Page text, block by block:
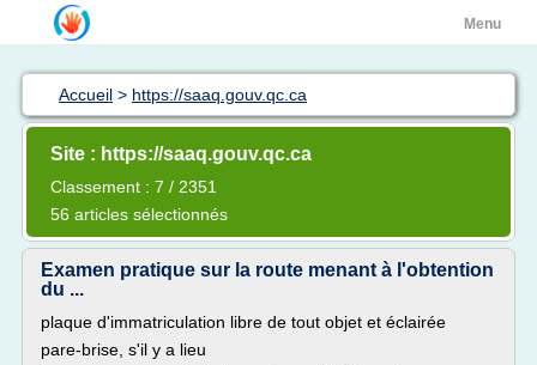
Menu
Accueil > https://saaq.gouv.qc.ca
Site : https://saaq.gouv.qc.ca
Classement : 7 / 2351
56 articles sélectionnés
Examen pratique sur la route menant à l'obtention
du ...
plaque d'immatriculation libre de tout objet et éclairée
pare-brise, s'il y a lieu